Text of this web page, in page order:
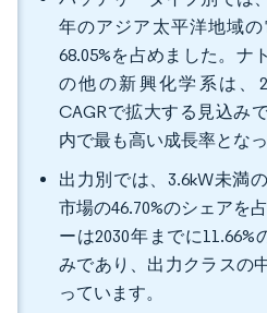
年のアジア太平洋地域
68.05%を占めました。ナ
の他の新興化学系は、
CAGRで拡大する見込み
内で最も高い成長率となっ
出力別では、3.6kW未満
市場の46.70%のシェアを
ーは2030年までに
みであり、出力クラスの
っています。